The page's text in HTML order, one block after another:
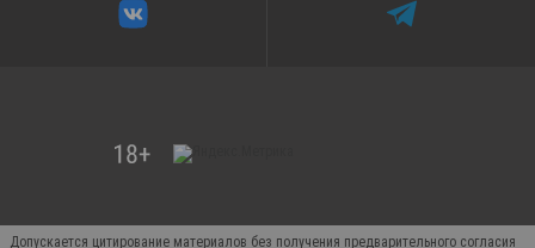
Допускается цитирование материалов без получения предварительного согласия